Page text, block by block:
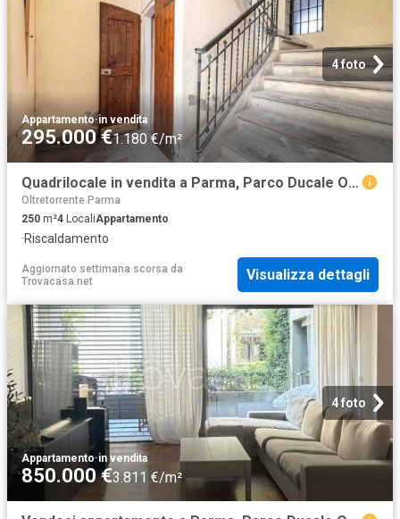
4 foto
Appartamento·in vendita
295.000 €1.180 €/m²
Quadrilocale in vendita a Parma, Parco Ducale Oltretorrente
Oltretorrente Parma
250 m²4 LocaliAppartamento
·Riscaldamento
Aggiornato settimana scorsa da
Trovacasa.net
Visualizza dettagli
4 foto
Appartamento·in vendita
850.000 €3.811 €/m²